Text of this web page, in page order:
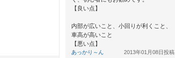
【良い点】
内部が広いこと、小回りが利くこと、
車高が高いこと
【悪い点】
あっかり～ん 2013年01月08日投稿